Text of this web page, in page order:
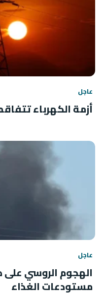
عاجل
أزمة الكهرباء تتفاقم
عاجل
الهجوم الروسي على
مستودعات الغذاء